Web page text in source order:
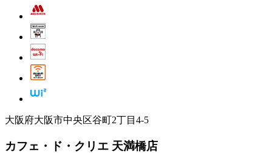
大阪府大阪市中央区谷町2丁目4-5
カフェ・ド・クリエ 天満橋店